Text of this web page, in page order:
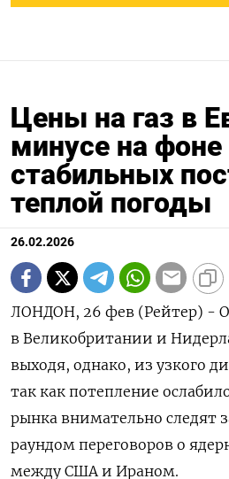
Цены на газ в
минусе на фоне
стабильных
теплой погоды
26.02.2026
ЛОНДОН, 26 фев (Рейтер) -
в Великобритании и
выходя, однако, из узкого
так как потепление
рынка внимательно следят
раундом переговоров о
между ​США и Ираном.